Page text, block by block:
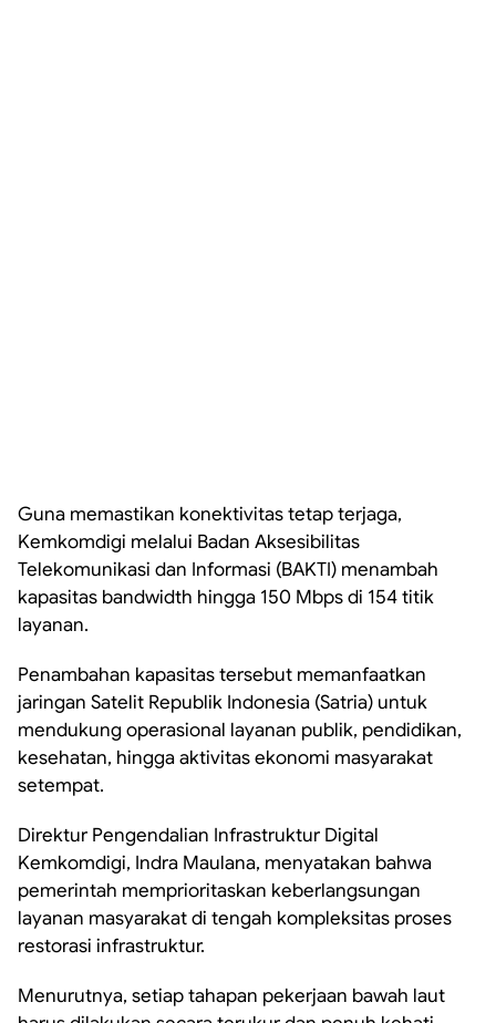
Guna memastikan konektivitas tetap terjaga,
Kemkomdigi melalui Badan Aksesibilitas
Telekomunikasi dan Informasi (BAKTI) menambah
kapasitas bandwidth hingga 150 Mbps di 154 titik
layanan.
Penambahan kapasitas tersebut memanfaatkan
jaringan Satelit Republik Indonesia (Satria) untuk
mendukung operasional layanan publik, pendidikan,
kesehatan, hingga aktivitas ekonomi masyarakat
setempat.
Direktur Pengendalian Infrastruktur Digital
Kemkomdigi, Indra Maulana, menyatakan bahwa
pemerintah memprioritaskan keberlangsungan
layanan masyarakat di tengah kompleksitas proses
restorasi infrastruktur.
Menurutnya, setiap tahapan pekerjaan bawah laut